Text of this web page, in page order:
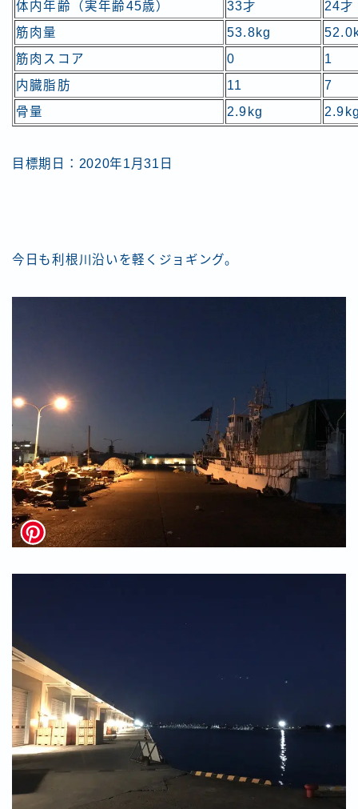
体内年齢（実年齢45歳）
33才
24才
筋肉量
53.8kg
筋肉スコア
0
1
内臓脂肪
11
7
骨量
2.9kg
目標期日：2020年1月31日
今日も利根川沿いを軽くジョギング。